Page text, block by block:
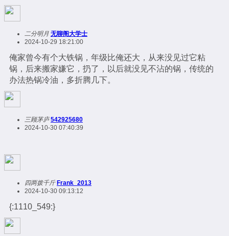
二分明月 无聊阁大学士
2024-10-29 18:21:00
俺家曾今有个大铁锅，年级比俺还大，从来没见过它粘
锅，后来搬家嫌它，扔了，以后就没见不沾的锅，传统的
办法热锅冷油，多折腾几下。
三顾茅庐 542925680
2024-10-30 07:40:39
四两拨千斤 Frank_2013
2024-10-30 09:13:12
{:1110_549:}